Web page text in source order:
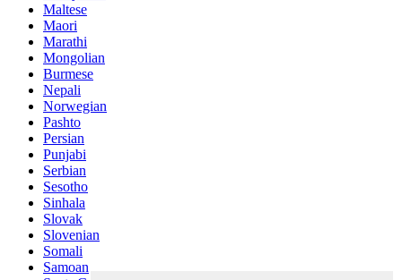
Maltese
Maori
Marathi
Mongolian
Burmese
Nepali
Norwegian
Pashto
Persian
Punjabi
Serbian
Sesotho
Sinhala
Slovak
Slovenian
Somali
Samoan